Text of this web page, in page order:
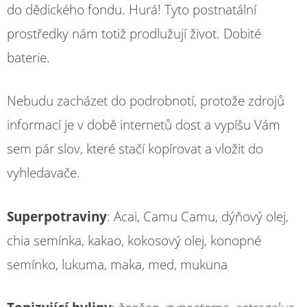
do dědického fondu. Hurá! Tyto postnatální
prostředky nám totiž prodlužují život. Dobité
baterie.
Nebudu zacházet do podrobnotí, protože zdrojů
informací je v době internetů dost a vypíšu Vám
sem pár slov, které stačí kopírovat a vložit do
vyhledavače.
Superpotraviny: Acai, Camu Camu, dýňový olej,
chia semínka, kakao, kokosový olej, konopné
semínko, lukuma, maka, med, mukuna